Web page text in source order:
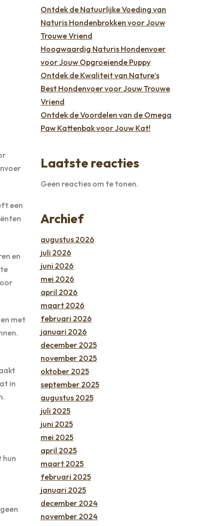
een
en
met
in
hun
Ontdek de Natuurlijke Voeding van
Naturis Hondenbrokken voor Jouw
Trouwe Vriend
Hoogwaardig Naturis Hondenvoer
voor Jouw Opgroeiende Puppy
Ontdek de Kwaliteit van Nature’s
Best Hondenvoer voor Jouw Trouwe
Vriend
Ontdek de Voordelen van de Omega
Paw Kattenbak voor Jouw Kat!
Laatste reacties
Geen reacties om te tonen.
Archief
augustus 2026
juli 2026
juni 2026
mei 2026
april 2026
maart 2026
februari 2026
januari 2026
december 2025
november 2025
oktober 2025
september 2025
augustus 2025
juli 2025
juni 2025
mei 2025
april 2025
maart 2025
februari 2025
januari 2025
december 2024
november 2024